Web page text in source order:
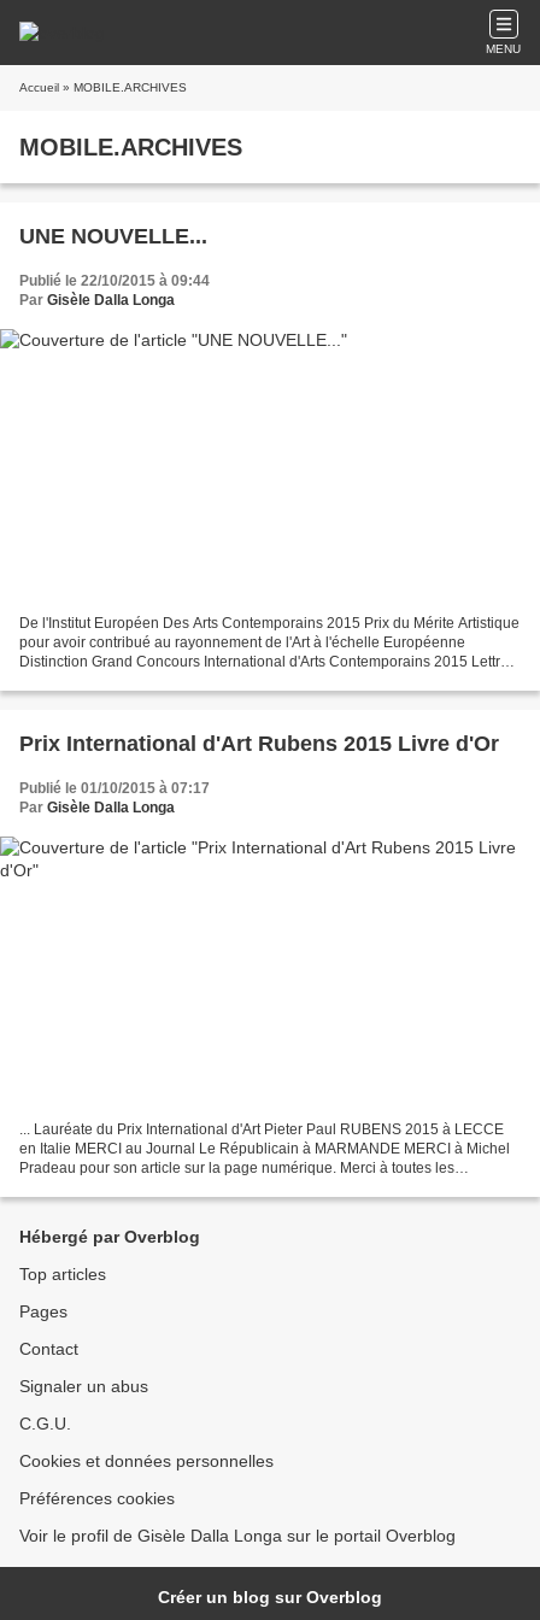
MENU
Accueil » MOBILE.ARCHIVES
MOBILE.ARCHIVES
UNE NOUVELLE...
Publié le 22/10/2015 à 09:44
Par Gisèle Dalla Longa
De l'Institut Européen Des Arts Contemporains 2015 Prix du Mérite Artistique
pour avoir contribué au rayonnement de l'Art à l'échelle Européenne
Distinction Grand Concours International d'Arts Contemporains 2015 Lettre
Prix International d'Art Rubens 2015 Livre d'Or
Publié le 01/10/2015 à 07:17
Par Gisèle Dalla Longa
... Lauréate du Prix International d'Art Pieter Paul RUBENS 2015 à LECCE
en Italie MERCI au Journal Le Républicain à MARMANDE MERCI à Michel
Pradeau pour son article sur la page numérique. Merci à toutes les
Hébergé par Overblog
Top articles
Pages
Contact
Signaler un abus
C.G.U.
Cookies et données personnelles
Préférences cookies
Voir le profil de Gisèle Dalla Longa sur le portail Overblog
Créer un blog sur Overblog